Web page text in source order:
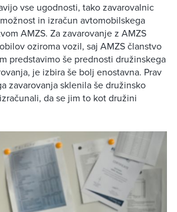
vse ugodnosti, tako zavarovalnic
in izračun avtomobilskega
AMZS. Za zavarovanje z AMZS
oziroma vozil, saj AMZS članstvo
predstavimo še prednosti družinskega
je izbira še bolj enostavna. Prav
zavarovanja sklenila še družinsko
da se jim to kot družini